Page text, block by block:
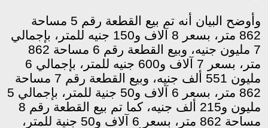
وأوضح البيان أنه تم بيع القطعة رقم 5 مساحة
862 متر، بسعر 8 آلاف و150 جنيه للمتر، بإجمالي
7 مليون جنيه، وبيع القطعة رقم 6 مساحة 862
متر، بسعر 7 آلاف و600 جنيه للمتر، بإجمالي 6
مليون 551 ألف جنيه، وبيع القطعة رقم 7 مساحة
862 متر، بسعر 6 آلاف و50 جنية للمتر، بإجمالي 5
مليون و215 ألف جنيه، كما تم بيع القطعة رقم 8
مساحة 862 متر، بسعر 6 آلاف و50 جنية للمتر،